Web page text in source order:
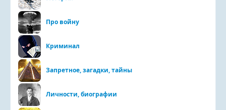
Про войну
Криминал
Запретное, загадки, тайны
Личности, биографии